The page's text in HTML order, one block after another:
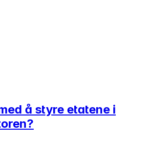
å styre etatene i